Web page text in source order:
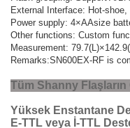
External Interface: Hot-
Power supply: 4×AAsize
Other functions: Custom
Measurement:
Remarks:SN600EX-RF is
Tüm Shanny
Yüksek Enstantane
E-TTL veya İ-TTL